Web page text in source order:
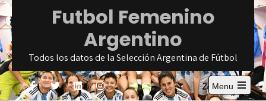
Skip
to
content
Futbol Femenino
Argentino
Todos los datos de la Selección Argentina de Fútbol
Menu
Open